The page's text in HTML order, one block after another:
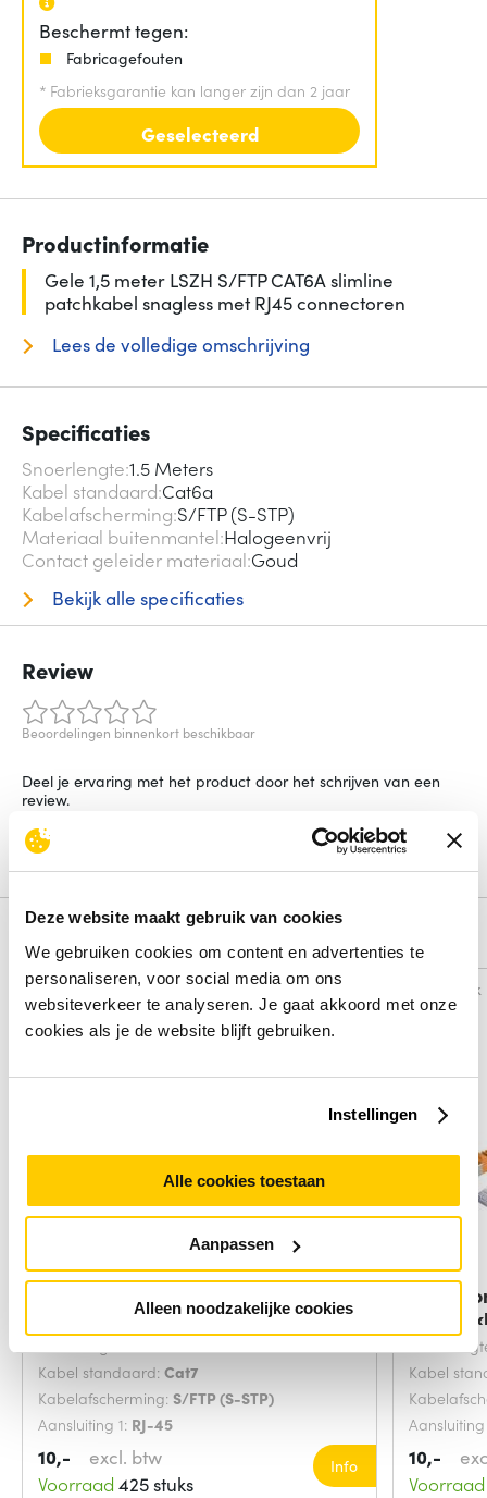
Deze website maakt gebruik van cookies
We gebruiken cookies om content en advertenties te
personaliseren, voor social media om ons
websiteverkeer te analyseren. Je gaat akkoord met onze
cookies als je de website blijft gebruiken.
Instellingen
Alle cookies toestaan
Aanpassen
Alleen noodzakelijke cookies
Beschermt tegen:
Fabricagefouten
* Fabrieksgarantie kan langer zijn dan 2 jaar
Geselecteerd
Productinformatie
Gele 1,5 meter LSZH S/FTP CAT6A slimline
patchkabel snagless met RJ45 connectoren
Lees de volledige omschrijving
Specificaties
Snoerlengte 1.5 Meters
Kabel standaard Cat6a
Kabelafscherming S/FTP (S-STP)
Materiaal buitenmantel Halogeenvrij
Contact geleider materiaal Goud
Bekijk alle specificaties
Review
Beoordelingen binnenkort beschikbaar
Deel je ervaring met het product door het schrijven van een
review.
Schrijf een review
Alternatieven
Vergelijk
netwerkkabel Groen 2
Kabel standaard: Cat7
Kabelafscherming: S/FTP (S-STP)
Aansluiting 1: RJ-45
10,-
excl. btw
Voorraad 425 stuks
Info
Vergelijk
Kabel
10,-
Voorraad